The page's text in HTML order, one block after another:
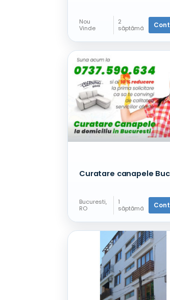
Nou
Vinde
2
săptămâ
urmă
Bucuresti,
RO
servicii
1
săptămâ
urmă